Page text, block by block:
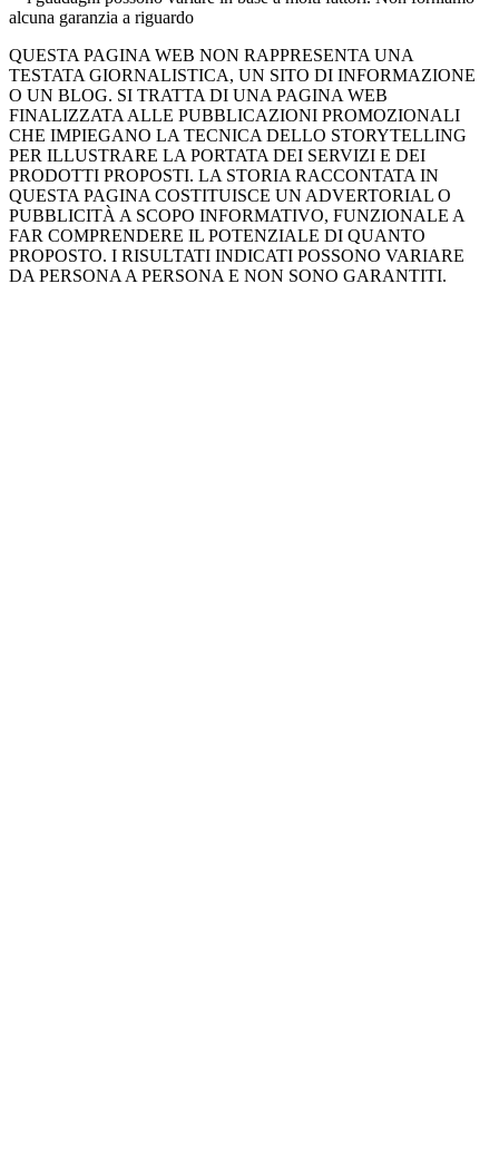
alcuna garanzia a riguardo
QUESTA PAGINA WEB NON RAPPRESENTA UNA
TESTATA GIORNALISTICA, UN SITO DI INFORMAZIONE
O UN BLOG. SI TRATTA DI UNA PAGINA WEB
FINALIZZATA ALLE PUBBLICAZIONI PROMOZIONALI
CHE IMPIEGANO LA TECNICA DELLO STORYTELLING
PER ILLUSTRARE LA PORTATA DEI SERVIZI E DEI
PRODOTTI PROPOSTI. LA STORIA RACCONTATA IN
QUESTA PAGINA COSTITUISCE UN ADVERTORIAL O
PUBBLICITÀ A SCOPO INFORMATIVO, FUNZIONALE A
FAR COMPRENDERE IL POTENZIALE DI QUANTO
PROPOSTO. I RISULTATI INDICATI POSSONO VARIARE
DA PERSONA A PERSONA E NON SONO GARANTITI.